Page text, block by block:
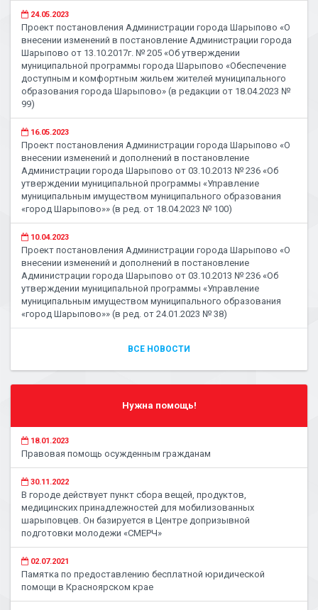
24.05.2023
Проект постановления Администрации города Шарыпово «О
внесении изменений в постановление Администрации города
Шарыпово от 13.10.2017г. № 205 «Об утверждении
муниципальной программы города Шарыпово «Обеспечение
доступным и комфортным жильем жителей муниципального
образования города Шарыпово» (в редакции от 18.04.2023 №
99)
16.05.2023
Проект постановления Администрации города Шарыпово «О
внесении изменений и дополнений в постановление
Администрации города Шарыпово от 03.10.2013 № 236 «Об
утверждении муниципальной программы «Управление
муниципальным имуществом муниципального образования
«город Шарыпово»» (в ред. от 18.04.2023 № 100)
10.04.2023
Проект постановления Администрации города Шарыпово «О
внесении изменений и дополнений в постановление
Администрации города Шарыпово от 03.10.2013 № 236 «Об
утверждении муниципальной программы «Управление
муниципальным имуществом муниципального образования
«город Шарыпово»» (в ред. от 24.01.2023 № 38)
ВСЕ НОВОСТИ
Нужна помощь!
18.01.2023
Правовая помощь осужденным гражданам
30.11.2022
В городе действует пункт сбора вещей, продуктов,
медицинских принадлежностей для мобилизованных
шарыповцев. Он базируется в Центре допризывной
подготовки молодежи «СМЕРЧ»
02.07.2021
Памятка по предоставлению бесплатной юридической
помощи в Красноярском крае